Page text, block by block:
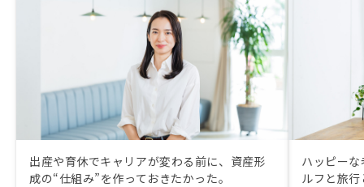
出産や育休でキャリアが変わる前に、資産形
成の“仕組み”を作っておきたかった。
ハッピー
ルフと旅